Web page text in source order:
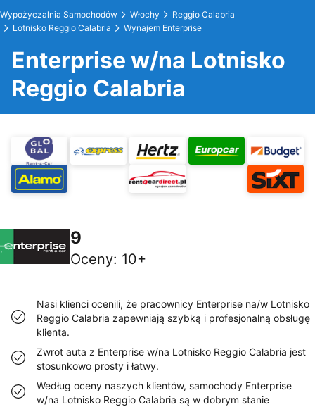
Wypożyczalnia Samochodów Włochy
Reggio Calabria
Lotnisko Reggio Calabria
Wynajem Enterprise
Enterprise w/na Lotnisko
Reggio Calabria
9
Oceny: 10+
Nasi klienci ocenili, że pracownicy Enterprise na/w Lotnisko
Reggio Calabria zapewniają szybką i profesjonalną obsługę
klienta.
Zwrot auta z Enterprise w/na Lotnisko Reggio Calabria jest
stosunkowo prosty i łatwy.
Według oceny naszych klientów, samochody Enterprise
w/na Lotnisko Reggio Calabria są w dobrym stanie